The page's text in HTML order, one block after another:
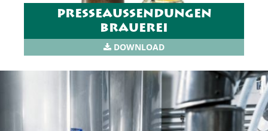
PRESSEAUSSENDUNGEN
BRAUEREI
DOWNLOAD